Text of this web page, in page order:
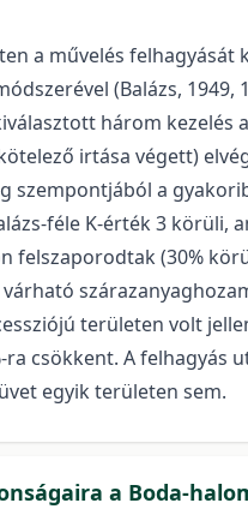
a művelés felhagyását
(Balázs,
három kezelés
irtása végett)
szempontjából a
féle K-érték 3 körüli,
(30%
területen volt
csökkent. A felhagyás
egyik területen sem.
a Boda-